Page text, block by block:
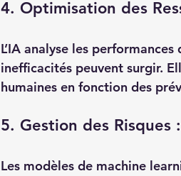
4. Optimisation des
L’IA analyse les
inefficacités peuvent surgir.
humaines en fonction des
5. Gestion des Risques :
Les modèles de machine